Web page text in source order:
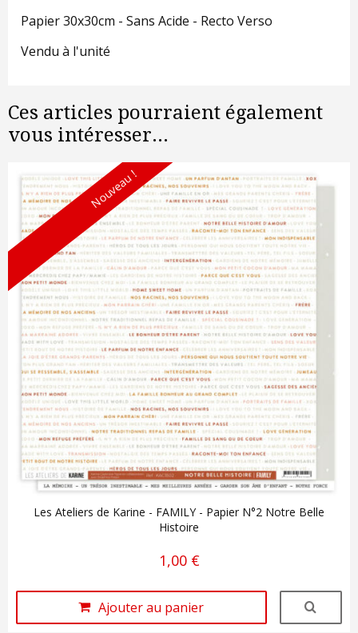
Papier 30x30cm - Sans Acide - Recto Verso
Vendu à l'unité
Ces articles pourraient également
vous intéresser...
Nouveau !
Les Ateliers de Karine - FAMILY - Papier N°2 Notre Belle
Histoire
1,00 €
Ajouter au panier